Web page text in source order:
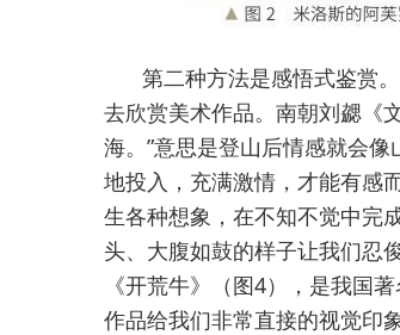
第二种方法是感悟式鉴赏
去欣赏美术作品。南朝刘勰《
海。”意思是登山后情感就会
地投入，充满激情，才能有感
生各种想象，在不知不觉中完
头、大腹如鼓的样子让我们忍
《开荒牛》（图4），是我国
作品给我们非常直接的视觉印